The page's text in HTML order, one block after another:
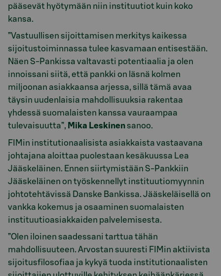
pääsevät hyötymään niin instituutiot kuin koko
kansa.
”Vastuullisen sijoittamisen merkitys kaikessa
sijoitustoiminnassa tulee kasvamaan entisestään.
Näen S-Pankissa valtavasti potentiaalia ja olen
innoissani siitä, että pankki on läsnä kolmen
miljoonan asiakkaansa arjessa, sillä tämä avaa
täysin uudenlaisia mahdollisuuksia rakentaa
yhdessä suomalaisten kanssa vauraampaa
tulevaisuutta”, Mika Leskinensanoo.
FIMin institutionaalisista asiakkaista vastaavana
johtajana aloittaa puolestaan kesäkuussa Lea
Jääskeläinen. Ennen siirtymistään S-Pankkiin
Jääskeläinen on työskennellyt instituutiomyynnin
johtotehtävissä Danske Bankissa. Jääskeläisellä on
vankka kokemus ja osaaminen suomalaisten
instituutioasiakkaiden palvelemisesta.
”Olen iloinen saadessani tarttua tähän
mahdollisuuteen. Arvostan suuresti FIMin aktiivista
sijoitusfilosofiaa ja kykyä tuoda institutionaalisten